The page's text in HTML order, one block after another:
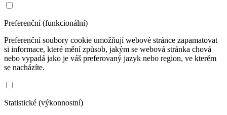
Preferenční (funkcionální)
Preferenční soubory cookie umožňují webové stránce zapamatovat
si informace, které mění způsob, jakým se webová stránka chová
nebo vypadá jako je váš preferovaný jazyk nebo region, ve kterém
se nacházíte.
Statistické (výkonnostní)